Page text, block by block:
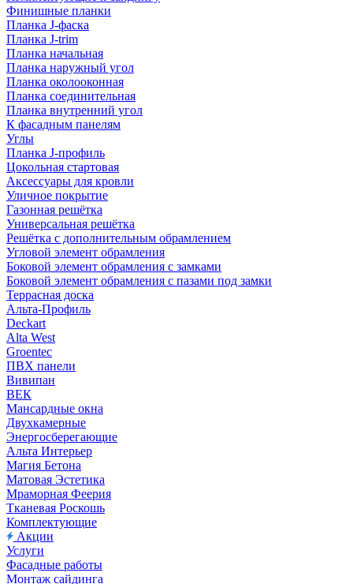
Финишные планки
Планка J-фаска
Планка J-trim
Планка начальная
Планка наружный угол
Планка околооконная
Планка соединительная
Планка внутренний угол
К фасадным панелям
Углы
Планка J-профиль
Цокольная стартовая
Аксессуары для кровли
Уличное покрытие
Газонная решётка
Универсальная решётка
Решётка с дополнительным обрамлением
Угловой элемент обрамления
Боковой элемент обрамления с замками
Боковой элемент обрамления с пазами под замки
Террасная доска
Альта-Профиль
Deckart
Alta West
Groentec
ПВХ панели
Вивипан
ВЕК
Мансардные окна
Двухкамерные
Энергосберегающие
Альта Интерьер
Магия Бетона
Матовая Эстетика
Мраморная Феерия
Тканевая Роскошь
Комплектующие
Акции
Услуги
Фасадные работы
Монтаж сайдинга